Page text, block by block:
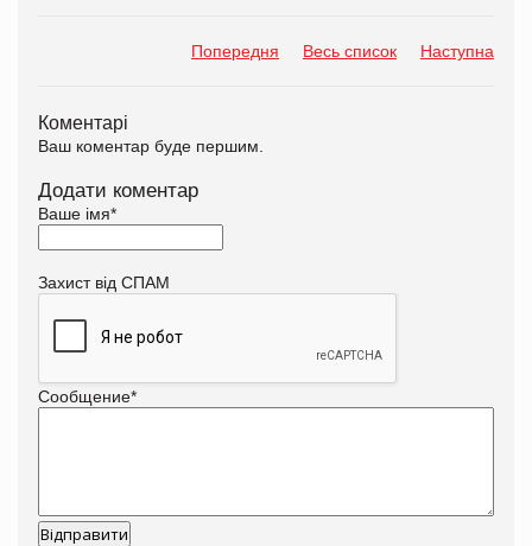
Попередня Весь список Наступна
Коментарі
Ваш коментар буде першим.
Додати коментар
Ваше імя*
Захист від СПАМ
Сообщение*